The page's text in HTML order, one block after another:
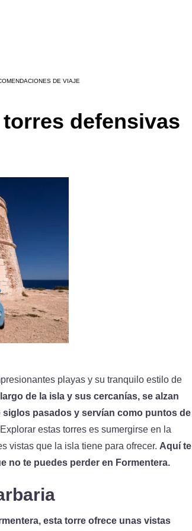
DE VIAJE
defensivas
playas y su tranquilo estilo de
de la isla y sus cercanías, se alzan
pasados y servían como puntos de
estas torres es sumergirse en la
vistas que la isla tiene para ofrecer. Aquí te
no te puedes perder en Formentera.
esta torre ofrece unas vistas